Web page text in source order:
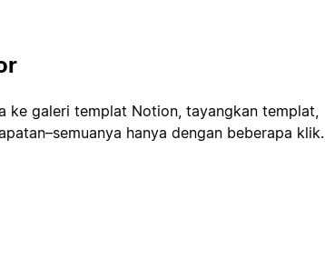
ke galeri templat Notion, tayangkan templat,
hanya dengan beberapa klik.